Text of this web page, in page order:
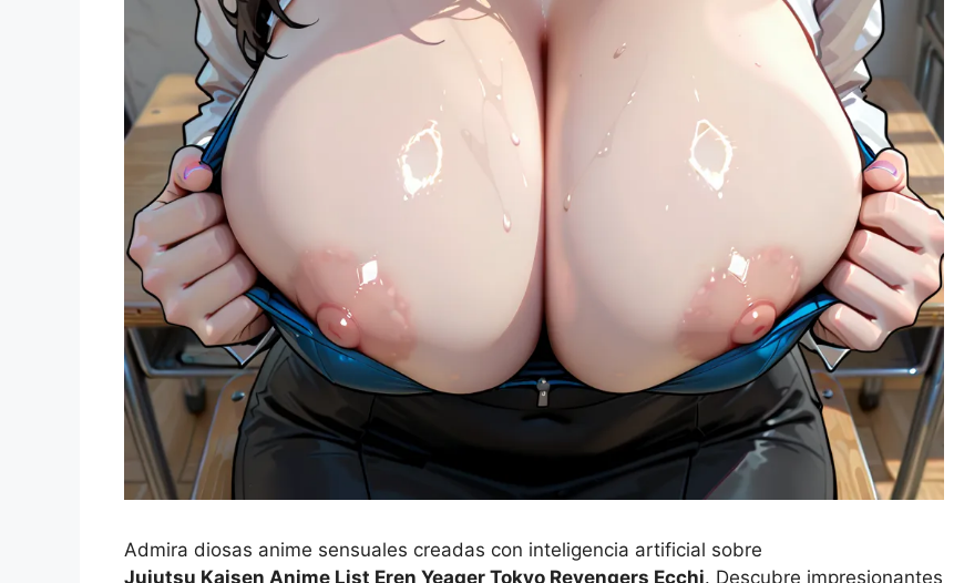
Admira diosas anime sensuales creadas con inteligencia artificial sobre
Jujutsu Kaisen Anime List Eren Yeager Tokyo Revengers Ecchi. Descubre impresionantes